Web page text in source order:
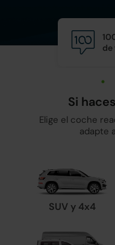
de
Si
Elige el coche
adapte
SUV y 4x4